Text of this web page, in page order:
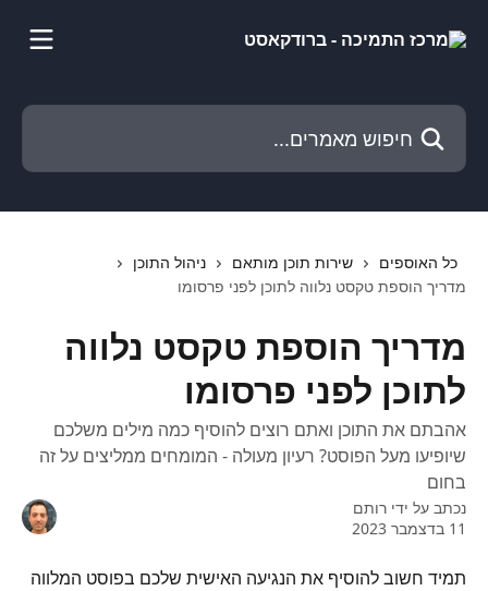
חיפוש מאמרים...
כל האוספים שירות תוכן מותאם
ניהול התוכן
מדריך הוספת טקסט נלווה לתוכן לפני פרסומו
מדריך הוספת טקסט נלווה
לתוכן לפני פרסומו
אהבתם את התוכן ואתם רוצים להוסיף כמה מילים משלכם
שיופיעו מעל הפוסט? רעיון מעולה - המומחים ממליצים על זה
בחום
נכתב על ידי רותם
11 בדצמבר 2023
תמיד חשוב להוסיף את הנגיעה האישית שלכם בפוסט המלווה